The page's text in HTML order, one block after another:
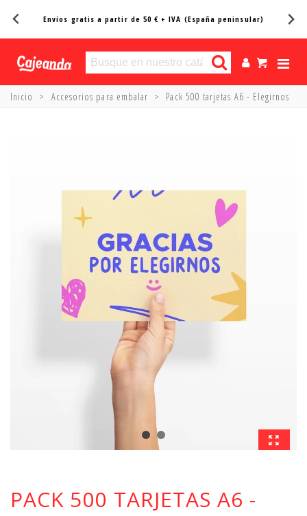
Entregas en 24/48h*
Inicio > Accesorios para embalar > Pack 500 tarjetas A6 - Elegirnos
PACK 500 TARJETAS A6 -